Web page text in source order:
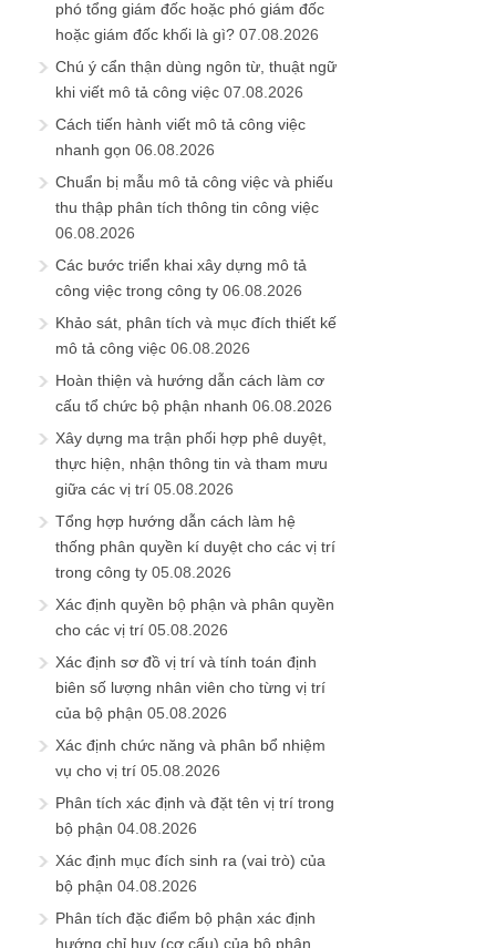
phó tổng giám đốc hoặc phó giám đốc
hoặc giám đốc khối là gì? 07.08.2026
Chú ý cẩn thận dùng ngôn từ, thuật ngữ
khi viết mô tả công việc 07.08.2026
Cách tiến hành viết mô tả công việc
nhanh gọn 06.08.2026
Chuẩn bị mẫu mô tả công việc và phiếu
thu thập phân tích thông tin công việc
06.08.2026
Các bước triển khai xây dựng mô tả
công việc trong công ty 06.08.2026
Khảo sát, phân tích và mục đích thiết kế
mô tả công việc 06.08.2026
Hoàn thiện và hướng dẫn cách làm cơ
cấu tổ chức bộ phận nhanh 06.08.2026
Xây dựng ma trận phối hợp phê duyệt,
thực hiện, nhận thông tin và tham mưu
giữa các vị trí 05.08.2026
Tổng hợp hướng dẫn cách làm hệ
thống phân quyền kí duyệt cho các vị trí
trong công ty 05.08.2026
Xác định quyền bộ phận và phân quyền
cho các vị trí 05.08.2026
Xác định sơ đồ vị trí và tính toán định
biên số lượng nhân viên cho từng vị trí
của bộ phận 05.08.2026
Xác định chức năng và phân bổ nhiệm
vụ cho vị trí 05.08.2026
Phân tích xác định và đặt tên vị trí trong
bộ phận 04.08.2026
Xác định mục đích sinh ra (vai trò) của
bộ phận 04.08.2026
Phân tích đặc điểm bộ phận xác định
hướng chỉ huy (cơ cấu) của bộ phận